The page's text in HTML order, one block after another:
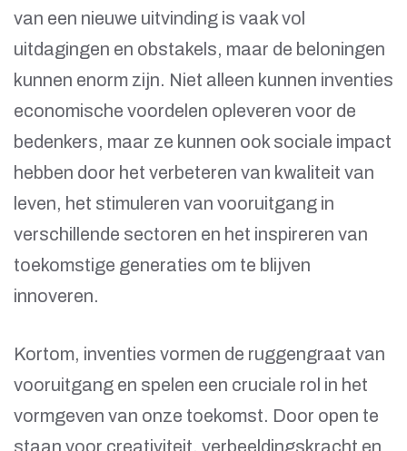
van een nieuwe uitvinding is vaak vol
uitdagingen en obstakels, maar de beloningen
kunnen enorm zijn. Niet alleen kunnen inventies
economische voordelen opleveren voor de
bedenkers, maar ze kunnen ook sociale impact
hebben door het verbeteren van kwaliteit van
leven, het stimuleren van vooruitgang in
verschillende sectoren en het inspireren van
toekomstige generaties om te blijven
innoveren.
Kortom, inventies vormen de ruggengraat van
vooruitgang en spelen een cruciale rol in het
vormgeven van onze toekomst. Door open te
staan voor creativiteit, verbeeldingskracht en